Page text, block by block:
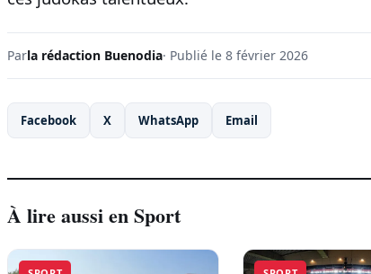
Parla rédaction Buenodia· Publié le 8 février 2026
Facebook X WhatsApp Email
À lire aussi en Sport